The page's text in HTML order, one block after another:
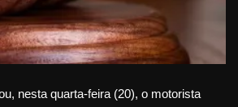
nesta quarta-feira (20), o motorista